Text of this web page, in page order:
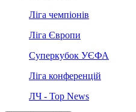
Ліга чемпіонів
Ліга Європи
Суперкубок УЄФА
Ліга конференцій
ЛЧ - Top News